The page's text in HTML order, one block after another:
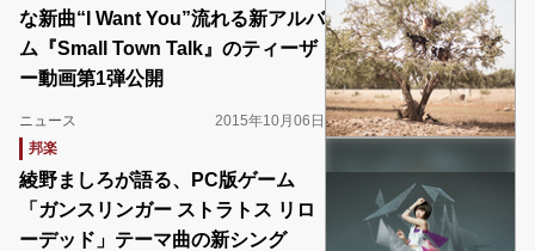
な新曲“I Want You”流れる新アルバ
ム『Small Town Talk』のティーザ
ー動画第1弾公開
ニュース
2015年10月06日
邦楽
綾野ましろが語る、PC版ゲーム
「ガンスリンガー ストラトス リロ
ーデッド」テーマ曲の新シング